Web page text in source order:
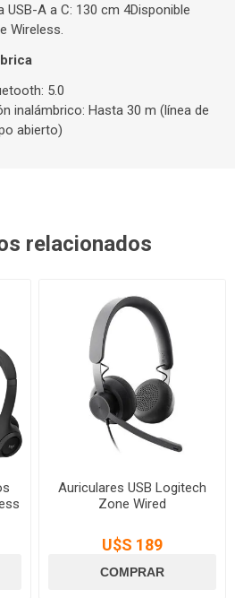
USB-A a C: 130 cm 4Disponible
Wireless.
5.0
inalámbrico: Hasta 30 m (línea de
abierto)
relacionados
Auriculares USB Logitech
Zone Wired
U$S 189